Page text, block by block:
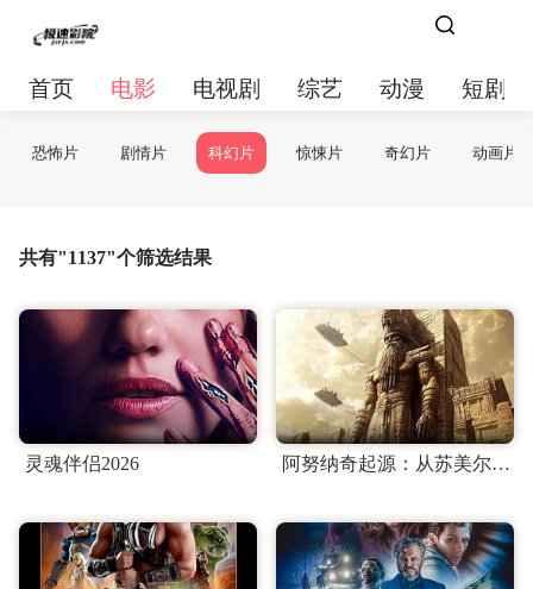
首页 电影 电视剧 综艺 动漫 短剧
恐怖片 剧情片 科幻片 惊悚片 奇幻片 动画片
共有"1137"个筛选结果
灵魂伴侣2026 阿努纳奇起源：从苏美尔到南美洲